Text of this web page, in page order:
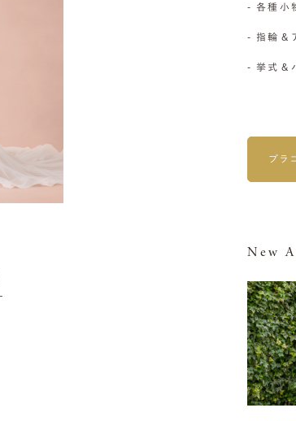
- 各種小
- 指輪＆
- 挙式＆
プラ
New